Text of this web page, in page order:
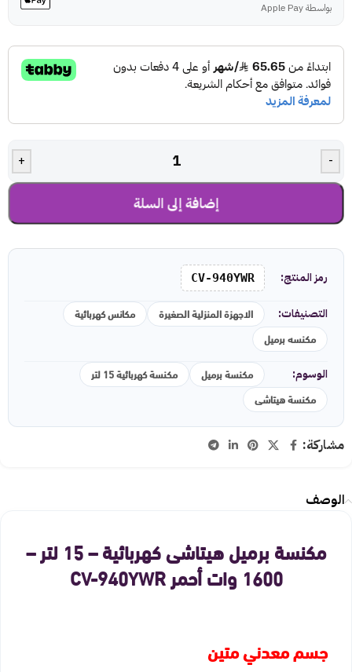
بواسطة Apple Pay
-
+
إضافة إلى السلة
رمز المنتج: CV-940YWR
التصنيفات: الاجهزة المنزلية الصغيرة
مكانس كهربائية
مكنسه برميل
الوسوم: مكنسة برميل
مكنسة كهربائية 15 لتر
مكنسة هيتاشى
مشاركة:
الوصف
مكنسة برميل هيتاشى كهربائية – 15 لتر –
1600 وات أحمر CV-940YWR
جسم معدني متين